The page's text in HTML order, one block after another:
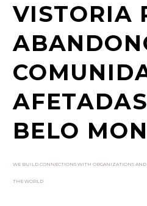
VISTORIA
BELO
WE BUILD CONNECTIONS WITH ORGANIZATIONS
THE WORLD